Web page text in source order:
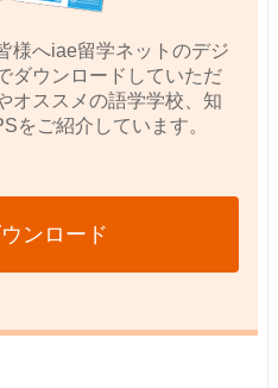
様へiae留学ネットのデジ
ダウンロードしていただ
オススメの語学学校、知
をご紹介しています。
ンロード